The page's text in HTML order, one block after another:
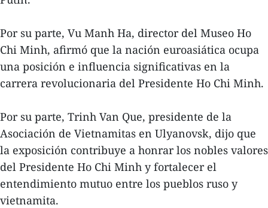
Por su parte, Vu Manh Ha, director del Museo Ho
Chi Minh, afirmó que la nación euroasiática ocupa
una posición e influencia significativas en la
carrera revolucionaria del Presidente Ho Chi Minh.
Por su parte, Trinh Van Que, presidente de la
Asociación de Vietnamitas en Ulyanovsk, dijo que
la exposición contribuye a honrar los nobles valores
del Presidente Ho Chi Minh y fortalecer el
entendimiento mutuo entre los pueblos ruso y
vietnamita.